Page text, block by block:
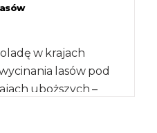
w krajach
lasów pod
uboższych –